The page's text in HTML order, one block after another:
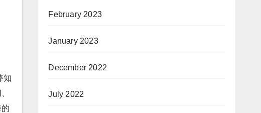
知
February 2023
January 2023
December 2022
July 2022